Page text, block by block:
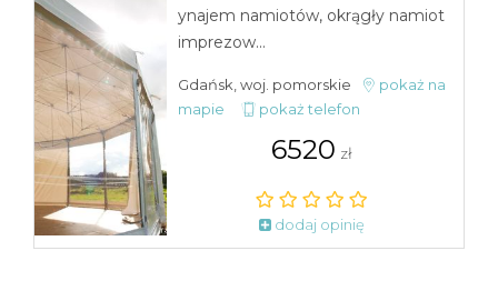
ynajem namiotów, okrągły namiot
imprezow...
Gdańsk, woj. pomorskie
pokaż na
mapie
pokaż telefon
6520 zł
dodaj opinię